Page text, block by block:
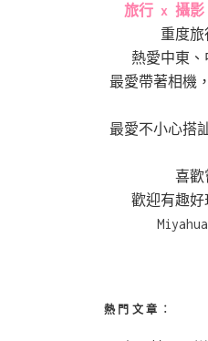
旅行 x 攝
重度
熱愛中東
最愛帶著相機
最愛不小心搭
喜歡
歡迎有趣
熱門文章︰